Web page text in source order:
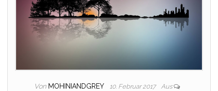
Von MOHINIANDGREY 10. Februar 2017 Aus